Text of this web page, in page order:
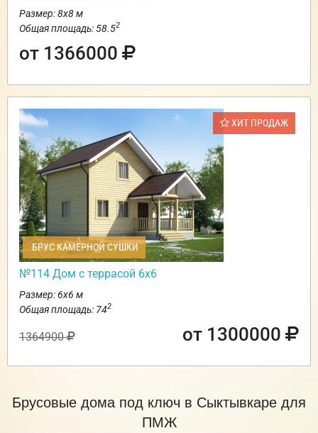
Размер: 8х8 м
Общая площадь: 58.52
от 1366000
ХИТ ПРОДАЖ
БРУС КАМЕРНОЙ СУШКИ
№114 Дом с террасой 6х6
Размер: 6х6 м
Общая площадь: 742
1364900 от 1300000
Брусовые дома под ключ в Сыктывкаре для
ПМЖ